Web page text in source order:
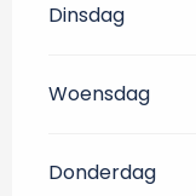
Dinsdag
Woensdag
Donderdag